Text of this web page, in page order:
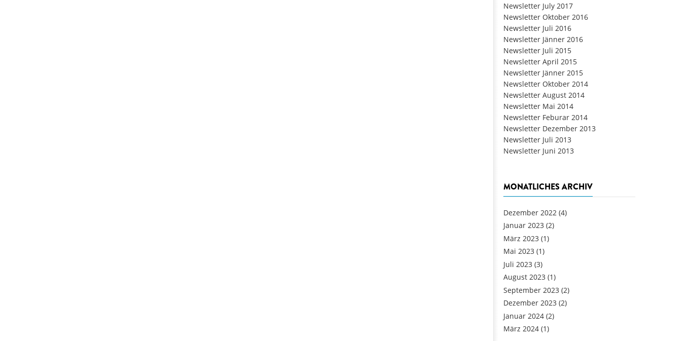
Newsletter July 2017
Newsletter Oktober 2016
Newsletter Juli 2016
Newsletter Jänner 2016
Newsletter Juli 2015
Newsletter April 2015
Newsletter Jänner 2015
Newsletter Oktober 2014
Newsletter August 2014
Newsletter Mai 2014
Newsletter Feburar 2014
Newsletter Dezember 2013
Newsletter Juli 2013
Newsletter Juni 2013
MONATLICHES ARCHIV
Dezember 2022 (4)
Januar 2023 (2)
März 2023 (1)
Mai 2023 (1)
Juli 2023 (3)
August 2023 (1)
September 2023 (2)
Dezember 2023 (2)
Januar 2024 (2)
März 2024 (1)